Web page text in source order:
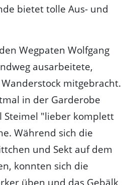
bietet tolle Aus- und
Wegpaten Wolfgang
ausarbeitete,
mitgebracht.
in der Garderobe
Steimel "lieber komplett
Während sich die
und Sekt auf dem
konnten sich die